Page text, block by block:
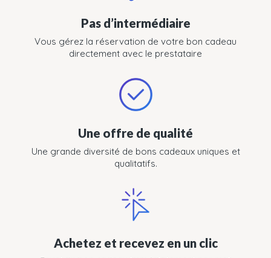
Pas d’intermédiaire
Vous gérez la réservation de votre bon cadeau
directement avec le prestataire
Une offre de qualité
Une grande diversité de bons cadeaux uniques et
qualitatifs.
Achetez et recevez en un clic